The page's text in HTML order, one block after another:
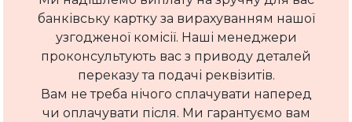
банківську картку за вирахуванням нашої
узгодженої комісії. Наші менеджери
проконсультують вас з приводу деталей
переказу та подачі реквізитів.
Вам не треба нічого сплачувати наперед
чи оплачувати після. Ми гарантуємо вам